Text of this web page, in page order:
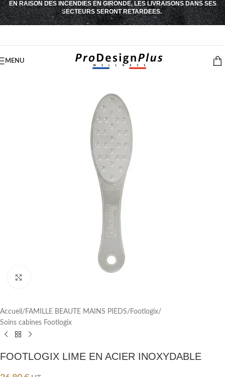
Passer à la navigation
Passer au contenu principal
EN RAISON DES INCENDIES EN GIRONDE, LES LIVRAISONS DANS SES
SECTEURS SERONT RETARDEES.
MENU
Accueil / FAMILLE BEAUTE MAINS PIEDS/ Footlogix/
Soins cabines Footlogix
FOOTLOGIX LIME EN ACIER INOXYDABLE